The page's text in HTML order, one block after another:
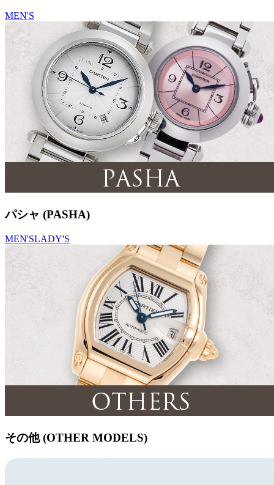
MEN'S
パシャ (PASHA)
MEN'SLADY'S
その他 (OTHER MODELS)